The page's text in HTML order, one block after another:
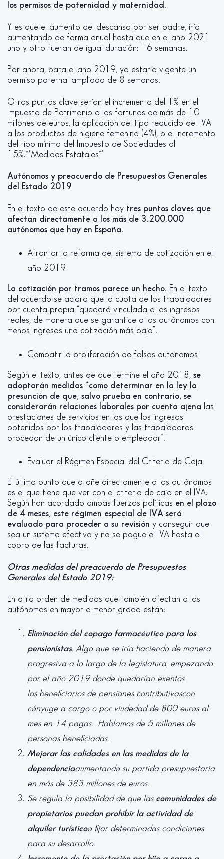
los permisos de paternidad y maternidad .
Y es que el aumento del descanso por ser padre, iría
aumentando de forma anual hasta que en el año 2021
uno y otro fueran de igual duración: 16 semanas.
Por ahora, para el año 2019, ya estaría vigente un
permiso paternal ampliado de 8 semanas.
Otros puntos clave serían el incremento del 1% en el
Impuesto de Patrimonio a las fortunas de más de 10
millones de euros, la aplicación del tipo reducido del IVA
a los productos de higiene femenina (4%), o el incremento
del tipo mínimo del Impuesto de Sociedades al
15%.**Medidas Estatales**
Autónomos y preacuerdo de Presupuestos Generales
del Estado 2019
En el texto de este acuerdo hay tres puntos claves que
afectan directamente a los más de 3.200.000
autónomos que hay en España.
Afrontar la reforma del sistema de cotización en el
año 2019
La cotización por tramos parece un hecho. En el texto
del acuerdo se aclara que la cuota de los trabajadores
por cuenta propia “quedará vinculada a los ingresos
reales, de manera que se garantice a los autónomos con
menos ingresos una cotización más baja”.
Combatir la proliferación de falsos autónomos
Según el texto, antes de que termine el año 2018, se
adoptarán medidas “como determinar en la ley la
presunción de que, salvo prueba en contrario, se
considerarán relaciones laborales por cuenta ajena las
prestaciones de servicios en las que los ingresos
obtenidos por los trabajadores y las trabajadoras
procedan de un único cliente o empleador”.
Evaluar el Régimen Especial del Criterio de Caja
El último punto que atañe directamente a los autónomos
es el que tiene que ver con el criterio de caja en el IVA.
Según han acordado ambas fuerzas políticas en el plazo
de 4 meses, este régimen especial de IVA será
evaluado para proceder a su revisión y conseguir que
sea un sistema efectivo y no se pague el IVA hasta el
cobro de las facturas.
Otras medidas del preacuerdo de Presupuestos
Generales del Estado 2019:
En otro orden de medidas que también afectan a los
autónomos en mayor o menor grado están:
Eliminación del copago farmacéutico para los
pensionistas. Algo que se iría haciendo de manera
progresiva a lo largo de la legislatura, empezando
por el año 2019 donde quedarían exentos
los beneficiarios de pensiones contributivascon
cónyuge a cargo o por viudedad de 800 euros al
mes en 14 pagas. Hablamos de 5 millones de
personas beneficiadas.
Mejorar las calidades en las medidas de la
dependenciaaumentando su partida presupuestaria
en más de 383 millones de euros.
Se regula la posibilidad de que las comunidades de
propietarios puedan prohibir la actividad de
alquiler turísticoo fijar determinadas condiciones
para su desarrollo.